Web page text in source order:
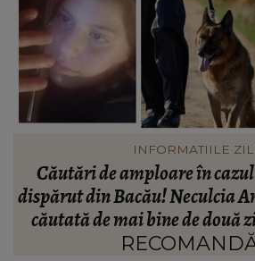
VEDETE
Peste ce anume nu ar putea
Prodan în relație. Impresara
nume: “Nu cred că este ceea
familie.”